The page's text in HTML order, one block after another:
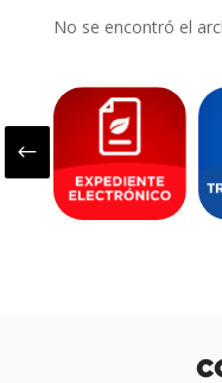
No se encontró el
#